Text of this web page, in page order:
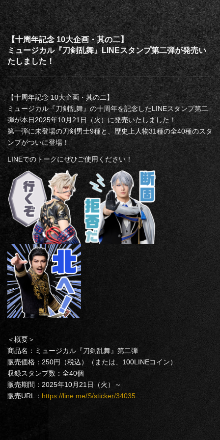
【十周年記念 10大企画・其の二】
ミュージカル『刀剣乱舞』LINEスタンプ第二弾が発売い
たしました！
【十周年記念 10大企画・其の二】
ミュージカル『刀剣乱舞』の十周年を記念したLINEスタンプ第二
弾が本日2025年10月21日（火）に発売いたしました！
第一弾に未登場の刀剣男士9種と、歴史上人物31種の全40種のスタ
ンプがついに登場！
LINEでのトークにぜひご使用ください！
＜概要＞
商品名：ミュージカル『刀剣乱舞』第二弾
販売価格：250円（税込）（または、100LINEコイン）
収録スタンプ数：全40個
販売期間：2025年10月21日（火）～
販売URL： https://line.me/S/sticker/34035